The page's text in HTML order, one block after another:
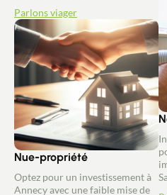
Parlons viager
Nue-propriété
Optez pour un investissement à
Annecy avec une faible mise de